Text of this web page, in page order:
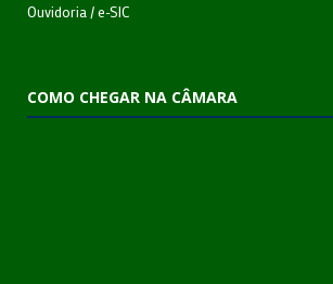
Ouvidoria /e-SIC
COMO CHEGAR NA CÂMARA